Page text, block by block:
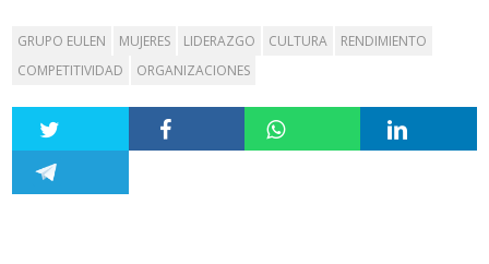
GRUPO EULEN MUJERES LIDERAZGO CULTURA
RENDIMIENTO
COMPETITIVIDAD
ORGANIZACIONES